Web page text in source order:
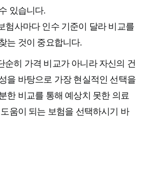
있습니다.
험사마다 인수 기준이 달라 비교를
는 것이 중요합니다.
순히 가격 비교가 아니라 자신의 건
을 바탕으로 가장 현실적인 선택을
한 비교를 통해 예상치 못한 의료
움이 되는 보험을 선택하시기 바